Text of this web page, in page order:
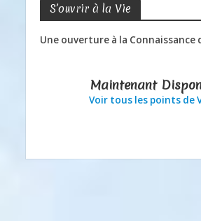
S’ouvrir à la Vie
Une ouverture à la Connaissance
Maintenant
Voir tous les points de